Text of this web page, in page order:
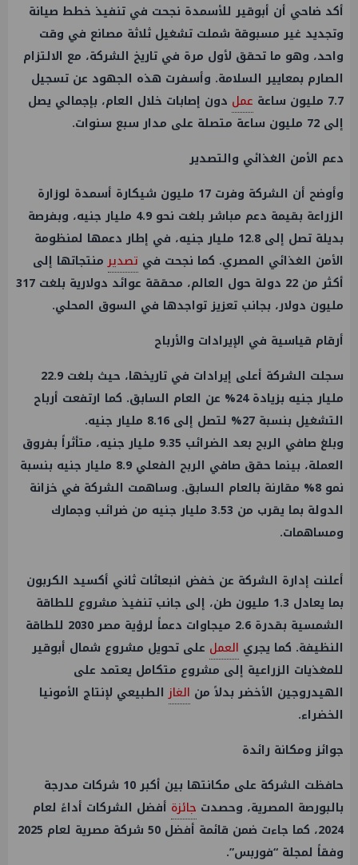
أكد ضاحي أن أبوقير للأسمدة نجحت في تنفيذ خطط صيانة
وتجديد غير مسبوقة شملت تشغيل ثلاثة مصانع في وقت
واحد، وهو ما تحقق لأول مرة في تاريخ الشركة، مع الالتزام
الصارم بمعايير السلامة. وأسفرت هذه الجهود عن تسجيل
7.7 مليون ساعة
عمل دون إصابات خلال العام، بإجمالي يصل
إلى 72 مليون ساعة متصلة على مدار سبع سنوات.
دعم الأمن الغذائي والتصدير
وأوضح أن الشركة وفرت 17 مليون شيكارة أسمدة لوزارة
الزراعة بقيمة دعم مباشر بلغت نحو 4.9 مليار جنيه، وبفرصة
بديلة تصل إلى 12.8 مليار جنيه، في إطار دعمها لمنظومة
الأمن الغذائي المصري. كما نجحت في تصديرمنتجاتها إلى
أكثر من 22 دولة حول العالم، محققة عوائد دولارية بلغت 317
مليون دولار، بجانب تعزيز تواجدها في السوق المحلي.
أرقام قياسية في الإيرادات والأرباح
سجلت الشركة أعلى إيرادات في تاريخها، حيث بلغت 22.9
مليار جنيه بزيادة 24% عن العام السابق. كما ارتفعت أرباح
التشغيل بنسبة 27% لتصل إلى 8.16 مليار جنيه.
وبلغ صافي الربح بعد الضرائب 9.35 مليار جنيه، متأثراً بفروق
العملة، بينما حقق صافي الربح الفعلي 8.9 مليار جنيه بنسبة
نمو 8% مقارنة بالعام السابق. وساهمت الشركة في خزانة
الدولة بما يقرب من 3.53 مليار جنيه من ضرائب وجمارك
ومساهمات.
أعلنت إدارة الشركة عن خفض انبعاثات ثاني أكسيد الكربون
بما يعادل 1.3 مليون طن، إلى جانب تنفيذ مشروع للطاقة
الشمسية بقدرة 2.6 ميجاوات دعماً لرؤية مصر 2030 للطاقة
النظيفة. كما يجري العمل على تحويل مشروع شمال أبوقير
للمغذيات الزراعية إلى مشروع متكامل يعتمد على
الهيدروجين الأخضر بدلاً من الغازالطبيعي لإنتاج الأمونيا
الخضراء.
جوائز ومكانة رائدة
حافظت الشركة على مكانتها بين أكبر 10 شركات مدرجة
بالبورصة المصرية، وحصدت جائزة أفضل الشركات أداءً لعام
2024، كما جاءت ضمن قائمة أفضل 50 شركة مصرية لعام 2025
وفقاً لمجلة “فوربس”.